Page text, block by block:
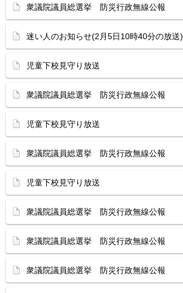
衆議院議員総選挙 防災行政無線公報
迷い人のお知らせ(2月5日10時40分の放送)
児童下校見守り放送
衆議院議員総選挙 防災行政無線公報
児童下校見守り放送
衆議院議員総選挙 防災行政無線公報
児童下校見守り放送
衆議院議員総選挙 防災行政無線公報
衆議院議員総選挙 防災行政無線公報
衆議院議員総選挙 防災行政無線公報